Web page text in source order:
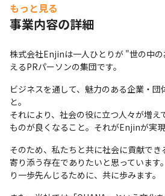
もっと見る
事業内容の詳細
株式会社Enjinは一人ひとりが "世の中
えるPRパーソンの集団です。
ビジネスを通して、魅力のある企業・団
と。
それにより、社会の役に立つ人々が増え
ものが良くなること。それがEnjinが実現
そのため、私たちと共に社会に貢献でき
寄り添う存在でありたいと思っています
り一歩先んじるために、共に歩みます。